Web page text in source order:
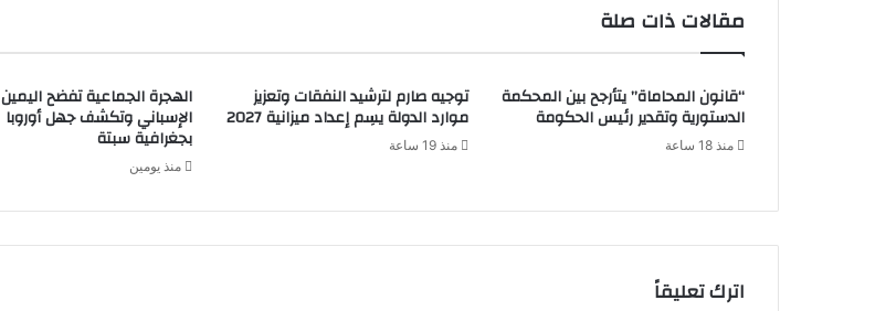
مقالات ذات صلة
“قانون المحاماة” يتأرجح بين المحكمة
الدستورية وتقدير رئيس الحكومة
منذ 18 ساعة
توجيه صارم لترشيد النفقات وتعزيز
موارد الدولة يسِم إعداد ميزانية 2027
منذ 19 ساعة
الهجرة الجماعية تفضح اليمين
الإسباني وتكشف جهل أوروبا
بجغرافية سبتة
منذ يومين
اترك تعليقاً